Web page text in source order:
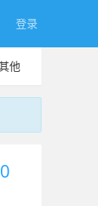
登录
他